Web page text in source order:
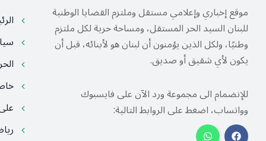
موقع إخباري وإعلامي مستقل وملتزم القضايا الوطنية
للبنان السيد الحر المستقل، ومساحة حرية لكل ملتزم
وطنيًا، ولكل الذين يؤمنون أن لبنان هو لأبنائه، قبل أن
يكون لأي شقيق أو صديق.
للإنضمام الى مجموعة ورد الآن على فايسبوك
وواتساب، اضغط على الروابط التالية: